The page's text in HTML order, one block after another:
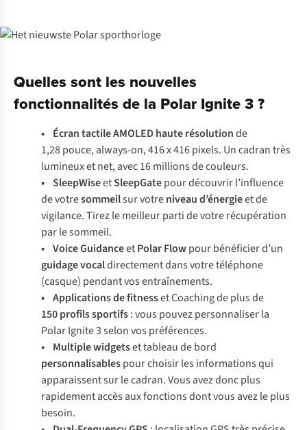
Quelles sont les nouvelles
fonctionnalités de la Polar Ignite 3 ?
• Écran tactile AMOLED haute résolutionde
1,28 pouce, always-on, 416 x 416 pixels. Un cadran très
lumineux et net, avec 16 millions de couleurs.
• SleepWiseetSleepGatepour découvrir l’influence
de votresommeilsur votreniveau d’énergieet de
vigilance. Tirez le meilleur parti de votre récupération
par le sommeil.
• Voice GuidanceetPolar Flowpour bénéficier d’un
guidage vocaldirectement dans votre téléphone
(casque) pendant vos entraînements.
• Applications de fitnesset Coaching de plus de
150 profils sportifs: vous pouvez personnaliser la
Polar Ignite 3 selon vos préférences.
• Multiple widgetset tableau de bord
personnalisablespour choisir les informations qui
apparaissent sur le cadran. Vous avez donc plus
rapidement accès aux fonctions dont vous avez le plus
besoin.